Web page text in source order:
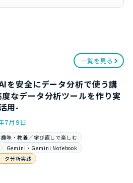
一覧を見る
を安全にデータ分析で使う講
なデータ分析ツールを作り実
用-
7月9日
趣味・教養／学び直しで楽しむ
Gemini・Gemini Notebook
タ分析実践